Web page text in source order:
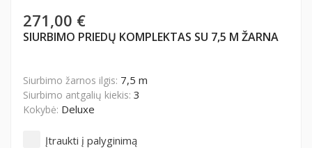
271,00 €
SIURBIMO PRIEDŲ KOMPLEKTAS SU 7,5 M ŽARNA
Siurbimo žarnos ilgis: 7,5 m
Siurbimo antgalių kiekis: 3
Kokybė: Deluxe
Įtraukti į palyginimą